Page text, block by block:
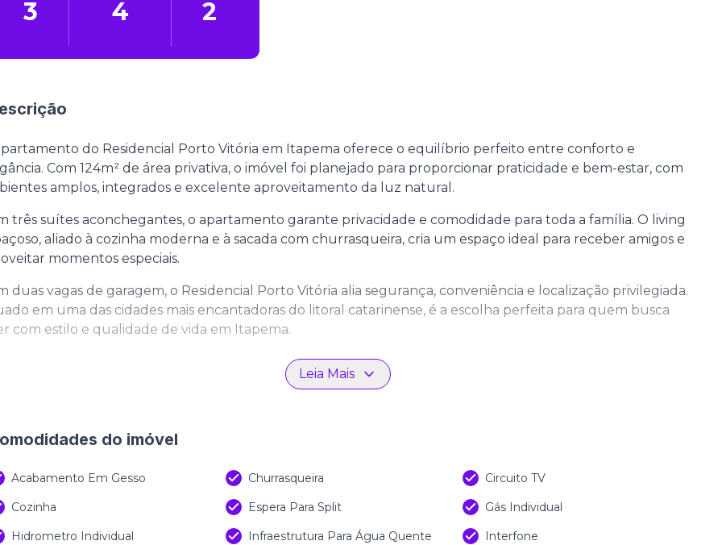
3 4 2
do Residencial Porto Vitória em Itapema oferece o equilíbrio perfeito entre conforto e
Com 124m² de área privativa, o imóvel foi planejado para proporcionar praticidade e bem-estar, com
amplos, integrados e excelente aproveitamento da luz natural.
três suítes aconchegantes, o apartamento garante privacidade e comodidade para toda a família. O living
aliado à cozinha moderna e à sacada com churrasqueira, cria um espaço ideal para receber amigos e
momentos especiais.
duas vagas de garagem, o Residencial Porto Vitória alia segurança, conveniência e localização privilegiada.
em uma das cidades mais encantadoras do litoral catarinense, é a escolha perfeita para quem busca
com estilo e qualidade de vida em Itapema.
Leia Mais
do imóvel
Acabamento Em Gesso Churrasqueira
Circuito TV
Cozinha
Espera Para Split
Gás Individual
Hidrometro Individual
Infraestrutura Para Água Quente
Interfone